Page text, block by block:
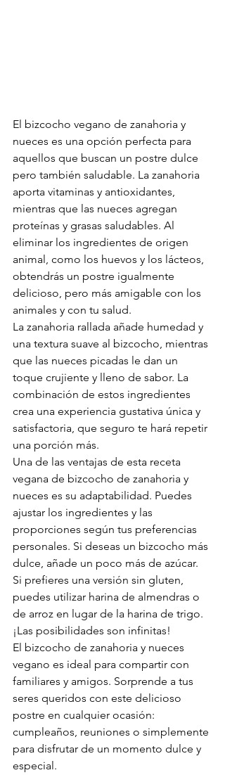
El bizcocho vegano de zanahoria y
nueces es una opción perfecta para
aquellos que buscan un postre dulce
pero también saludable. La zanahoria
aporta vitaminas y antioxidantes,
mientras que las nueces agregan
proteínas y grasas saludables. Al
eliminar los ingredientes de origen
animal, como los huevos y los lácteos,
obtendrás un postre igualmente
delicioso, pero más amigable con los
animales y con tu salud.
La zanahoria rallada añade humedad y
una textura suave al bizcocho, mientras
que las nueces picadas le dan un
toque crujiente y lleno de sabor. La
combinación de estos ingredientes
crea una experiencia gustativa única y
satisfactoria, que seguro te hará repetir
una porción más.
Una de las ventajas de esta receta
vegana de bizcocho de zanahoria y
nueces es su adaptabilidad. Puedes
ajustar los ingredientes y las
proporciones según tus preferencias
personales. Si deseas un bizcocho más
dulce, añade un poco más de azúcar.
Si prefieres una versión sin gluten,
puedes utilizar harina de almendras o
de arroz en lugar de la harina de trigo.
¡Las posibilidades son infinitas!
El bizcocho de zanahoria y nueces
vegano es ideal para compartir con
familiares y amigos. Sorprende a tus
seres queridos con este delicioso
postre en cualquier ocasión:
cumpleaños, reuniones o simplemente
para disfrutar de un momento dulce y
especial.